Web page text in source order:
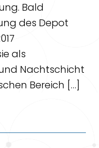
Bald
des Depot
als
Nachtschicht
Bereich […]